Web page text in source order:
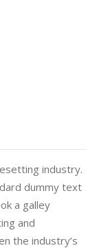
industry.
dummy text
a galley
and
the industry’s